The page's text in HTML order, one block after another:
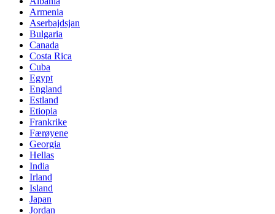
Armenia
Aserbajdsjan
Bulgaria
Canada
Costa Rica
Cuba
Egypt
England
Estland
Etiopia
Frankrike
Færøyene
Georgia
Hellas
India
Irland
Island
Japan
Jordan